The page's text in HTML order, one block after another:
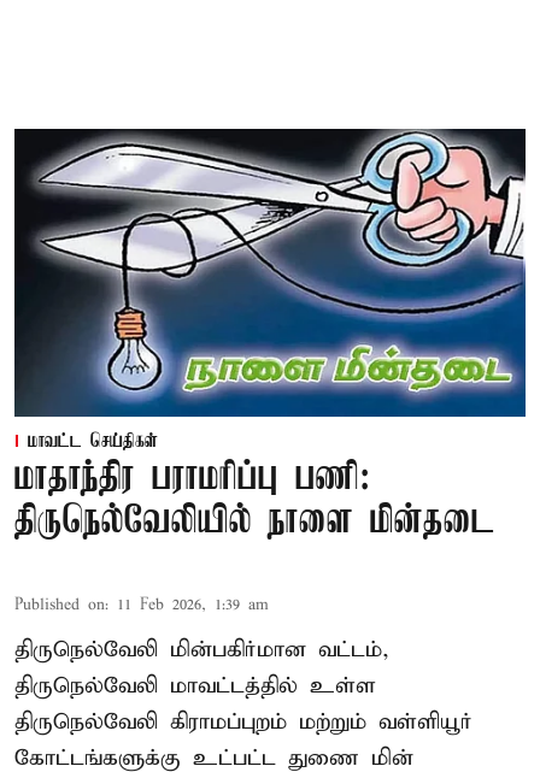
மாவட்ட செய்திகள்
மாதாந்திர பராமரிப்பு பணி:
திருநெல்வேலியில் நாளை மின்தடை
Published on: 11 Feb 2026, 1:39 am
திருநெல்வேலி மின்பகிர்மான வட்டம்,
திருநெல்வேலி மாவட்டத்தில் உள்ள
திருநெல்வேலி கிராமப்புறம் மற்றும் வள்ளியூர்
கோட்டங்களுக்கு உட்பட்ட துணை மின்